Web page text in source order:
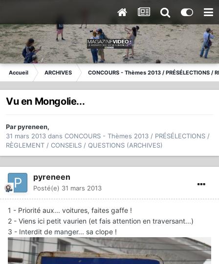
Accueil ARCHIVES CONCOURS - Thèmes 2013 / PRÉSÉLECTIONS /
Vu en Mongolie...
Parpyreneen,
31 mars 2013 dans CONCOURS - Thèmes 2013 / PRÉSÉLECTIONS /
RÈGLEMENT / CONSEILS / QUESTIONS (ARCHIVES)
pyreneen
Posté(e) 31 mars 2013
1 - Priorité aux... voitures, faites gaffe !
2 - Viens ici petit vaurien (et fais attention en traversant...)
3 - Interdit de manger... sa clope !